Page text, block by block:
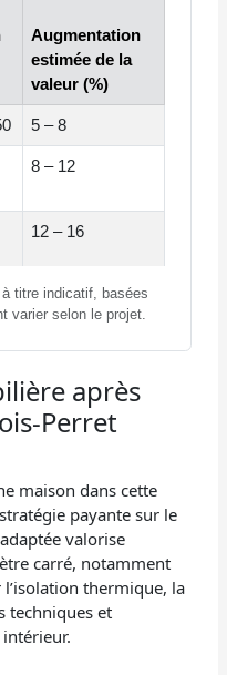
Augmentation
estimée de la
valeur (%)
5 – 8
8 – 12
12 – 16
16 – 20
titre indicatif, basées
varier selon le projet.
après
Perret
maison dans cette
payante sur le
valorise
carré, notamment
thermique, la
techniques et
intérieur.